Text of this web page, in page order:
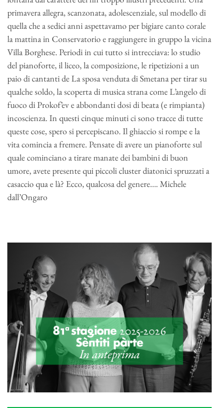
primavera allegra, scanzonata, adolescenziale, sul modello di
quella che a sedici anni aspettavamo per bigiare canto corale
la mattina in Conservatorio e raggiungere in gruppo la vicina
Villa Borghese. Periodi in cui tutto si intrecciava: lo studio
del pianoforte, il liceo, la composizione, le ripetizioni a un
paio di cantanti de La sposa venduta di Smetana per tirar su
qualche soldo, la scoperta di musica strana come L’angelo di
fuoco di Prokof’ev e abbondanti dosi di beata (e rimpianta)
incoscienza. In questi cinque minuti ci sono tracce di tutte
queste cose, spero si percepiscano. Il ghiaccio si rompe e la
vita comincia a fremere. Pensate di avere un pianoforte sul
quale cominciano a tirare manate dei bambini di buon
umore, avete presente qui piccoli cluster diatonici spruzzati a
casaccio qua e là? Ecco, qualcosa del genere…. Michele
dall’Ongaro